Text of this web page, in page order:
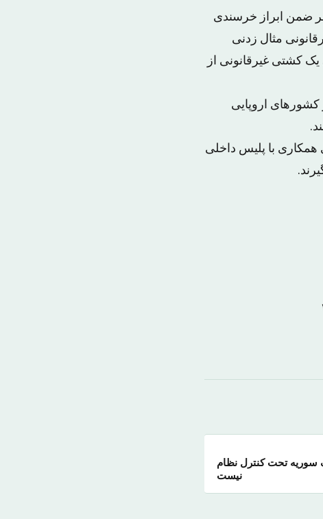
ضمن ابراز خرسندی
مثال زدنی
این است که از سال ۲۰۱۶ تاکنون حتی یک کشتی غیرقانونی از
کشورهای اروپایی
پلیس اروپایی را برای همکاری با پلیس داخلی
۴۰ درصد خاک سوریه تحت کنترل نظام
نیست